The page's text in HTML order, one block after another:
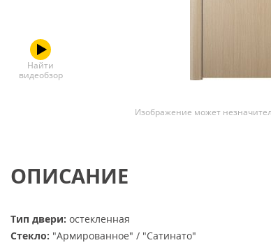
Найти
видеобзор
Изображение может
ОПИСАНИЕ
Тип двери: остекленная
Стекло: "Армированное" / "Сатинато"